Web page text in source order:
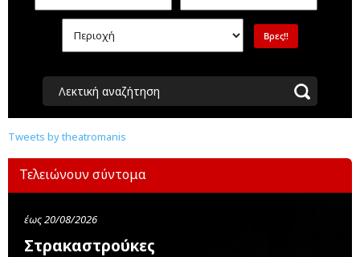
Λεκτική αναζήτηση
Tweets by theatromanis
Τελειώνουν σύντομα
έως 20/08/2026
Στρακαστρούκες